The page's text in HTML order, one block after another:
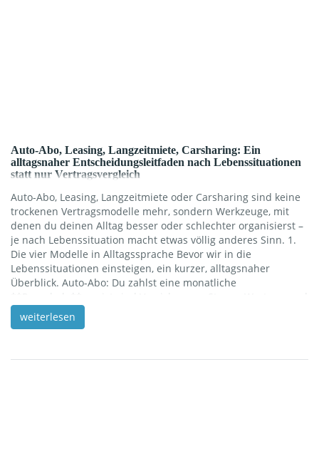
Auto-Abo, Leasing, Langzeitmiete, Carsharing: Ein
alltagsnaher Entscheidungsleitfaden nach Lebenssituationen
statt nur Vertragsvergleich
Auto-Abo, Leasing, Langzeitmiete oder Carsharing sind keine
trockenen Vertragsmodelle mehr, sondern Werkzeuge, mit
denen du deinen Alltag besser oder schlechter organisierst –
je nach Lebenssituation macht etwas völlig anderes Sinn. 1.
Die vier Modelle in Alltagssprache Bevor wir in die
Lebenssituationen einsteigen, ein kurzer, alltagsnaher
Überblick. Auto-Abo: Du zahlst eine monatliche
**Pauschale**, meist sind Versicherung, Steuer, Wartung und
oft auch Reifen schon drin – du musst im Grunde nur noch
tanken bzw. laden. Leasing: Du fährst ein Auto für 2–5 Jahre
weiterlesen